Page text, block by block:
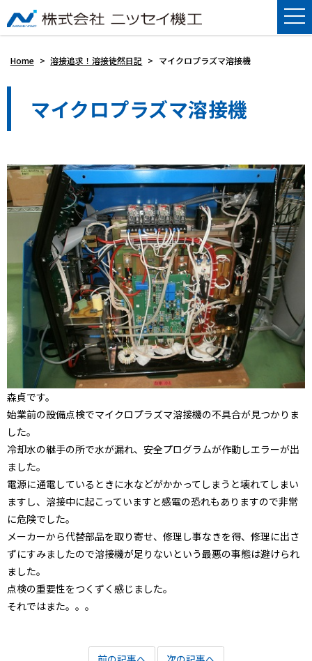
Home > 溶接追求！溶接徒然日記 > マイクロプラズマ溶接機
マイクロプラズマ溶接機
森貞です。
始業前の設備点検でマイクロプラズマ溶接機の不具合が見つかりま
した。
冷却水の継手の所で水が漏れ、安全プログラムが作動しエラーが出
ました。
電源に通電しているときに水などがかかってしまうと壊れてしまい
ますし、溶接中に起こっていますと感電の恐れもありますので非常
に危険でした。
メーカーから代替部品を取り寄せ、修理し事なきを得、修理に出さ
ずにすみましたので溶接機が足りないという最悪の事態は避けられ
ました。
点検の重要性をつくずく感じました。
それではまた。。。